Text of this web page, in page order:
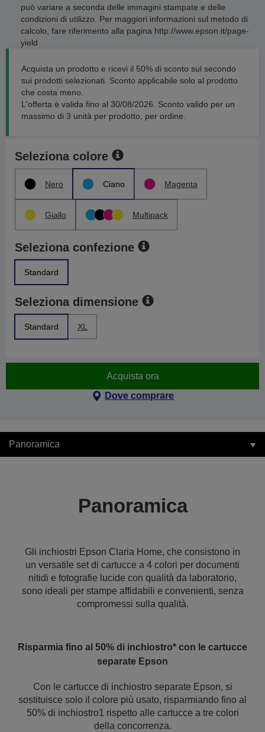
può variare a seconda delle immagini stampate e delle
condizioni di utilizzo. Per maggiori informazioni sul metodo di
calcolo, fare riferimento alla pagina http://www.epson.it/page-
yield
Acquista un prodotto e ricevi il 50% di sconto sul secondo
sui prodotti selezionati. Sconto applicabile solo al prodotto
che costa meno.
L'offerta è valida fino al 30/08/2026. Sconto valido per un
massimo di 3 unità per prodotto, per ordine.
Seleziona colore
Nero Ciano Magenta
Giallo Multipack
Seleziona confezione
Standard
Seleziona dimensione
Standard XL
Acquista ora
Dove comprare
Panoramica
Panoramica
Gli inchiostri Epson Claria Home, che consistono in
un versatile set di cartucce a 4 colori per documenti
nitidi e fotografie lucide con qualità da laboratorio,
sono ideali per stampe affidabili e convenienti, senza
compromessi sulla qualità.
Risparmia fino al 50% di inchiostro* con le cartucce
separate Epson
Con le cartucce di inchiostro separate Epson, si
sostituisce solo il colore più usato, risparmiando fino al
50% di inchiostro1 rispetto alle cartucce a tre colori
della concorrenza.